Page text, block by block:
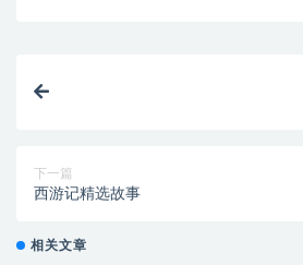
下一篇
西游记精选故事
相关文章